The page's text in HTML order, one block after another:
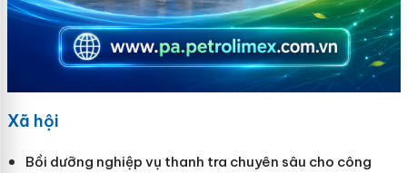
Xã hội
Bồi dưỡng nghiệp vụ thanh tra chuyên sâu cho công